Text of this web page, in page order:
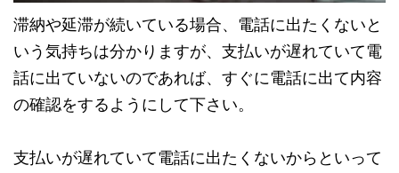
滞納や延滞が続いている場合、電話に出たくないと
いう気持ちは分かりますが、支払いが遅れていて電
話に出ていないのであれば、すぐに電話に出て内容
の確認をするようにして下さい。
支払いが遅れていて電話に出たくないからといって